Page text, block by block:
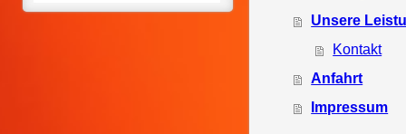
Unsere
Kontakt
Anfahrt
Impressum